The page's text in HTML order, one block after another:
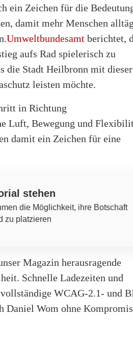
ein Zeichen für die
damit mehr Menschen
Umweltbundesamt berichtet,
aufs Rad spielerisch zu
die Stadt Heilbronn mit dieser
leisten möchte.
in Richtung
Luft, Bewegung und
damit ein Zeichen für eine
stehen
die Möglichkeit, ihre Botschaft
zu platzieren
Magazin herausragende
Schnelle Ladezeiten und
WCAG-2.1- und
Daniel Wom ohne